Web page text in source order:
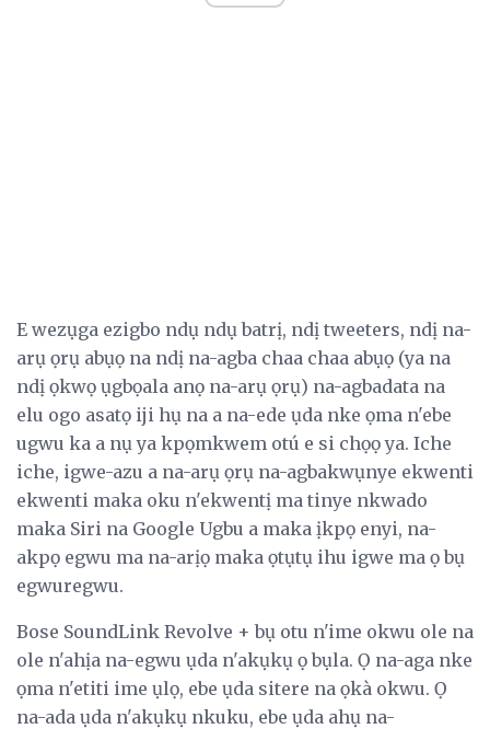
E wezụga ezigbo ndụ ndụ batrị, ndị tweeters, ndị na-
arụ ọrụ abụọ na ndị na-agba chaa chaa abụọ (ya na
ndị ọkwọ ụgbọala anọ na-arụ ọrụ) na-agbadata na
elu ogo asatọ iji hụ na a na-ede ụda nke ọma n'ebe
ugwu ka a nụ ya kpọmkwem otú e si chọọ ya. Iche
iche, igwe-azu a na-arụ ọrụ na-agbakwụnye ekwenti
ekwenti maka oku n'ekwentị ma tinye nkwado
maka Siri na Google Ugbu a maka ịkpọ enyi, na-
akpọ egwu ma na-arịọ maka ọtụtụ ihu igwe ma ọ bụ
egwuregwu.
Bose SoundLink Revolve + bụ otu n'ime okwu ole na
ole n'ahịa na-egwu ụda n'akụkụ ọ bụla. Ọ na-aga nke
ọma n'etiti ime ụlọ, ebe ụda sitere na ọkà okwu. Ọ
na-ada ụda n'akụkụ nkuku, ebe ụda ahụ na-